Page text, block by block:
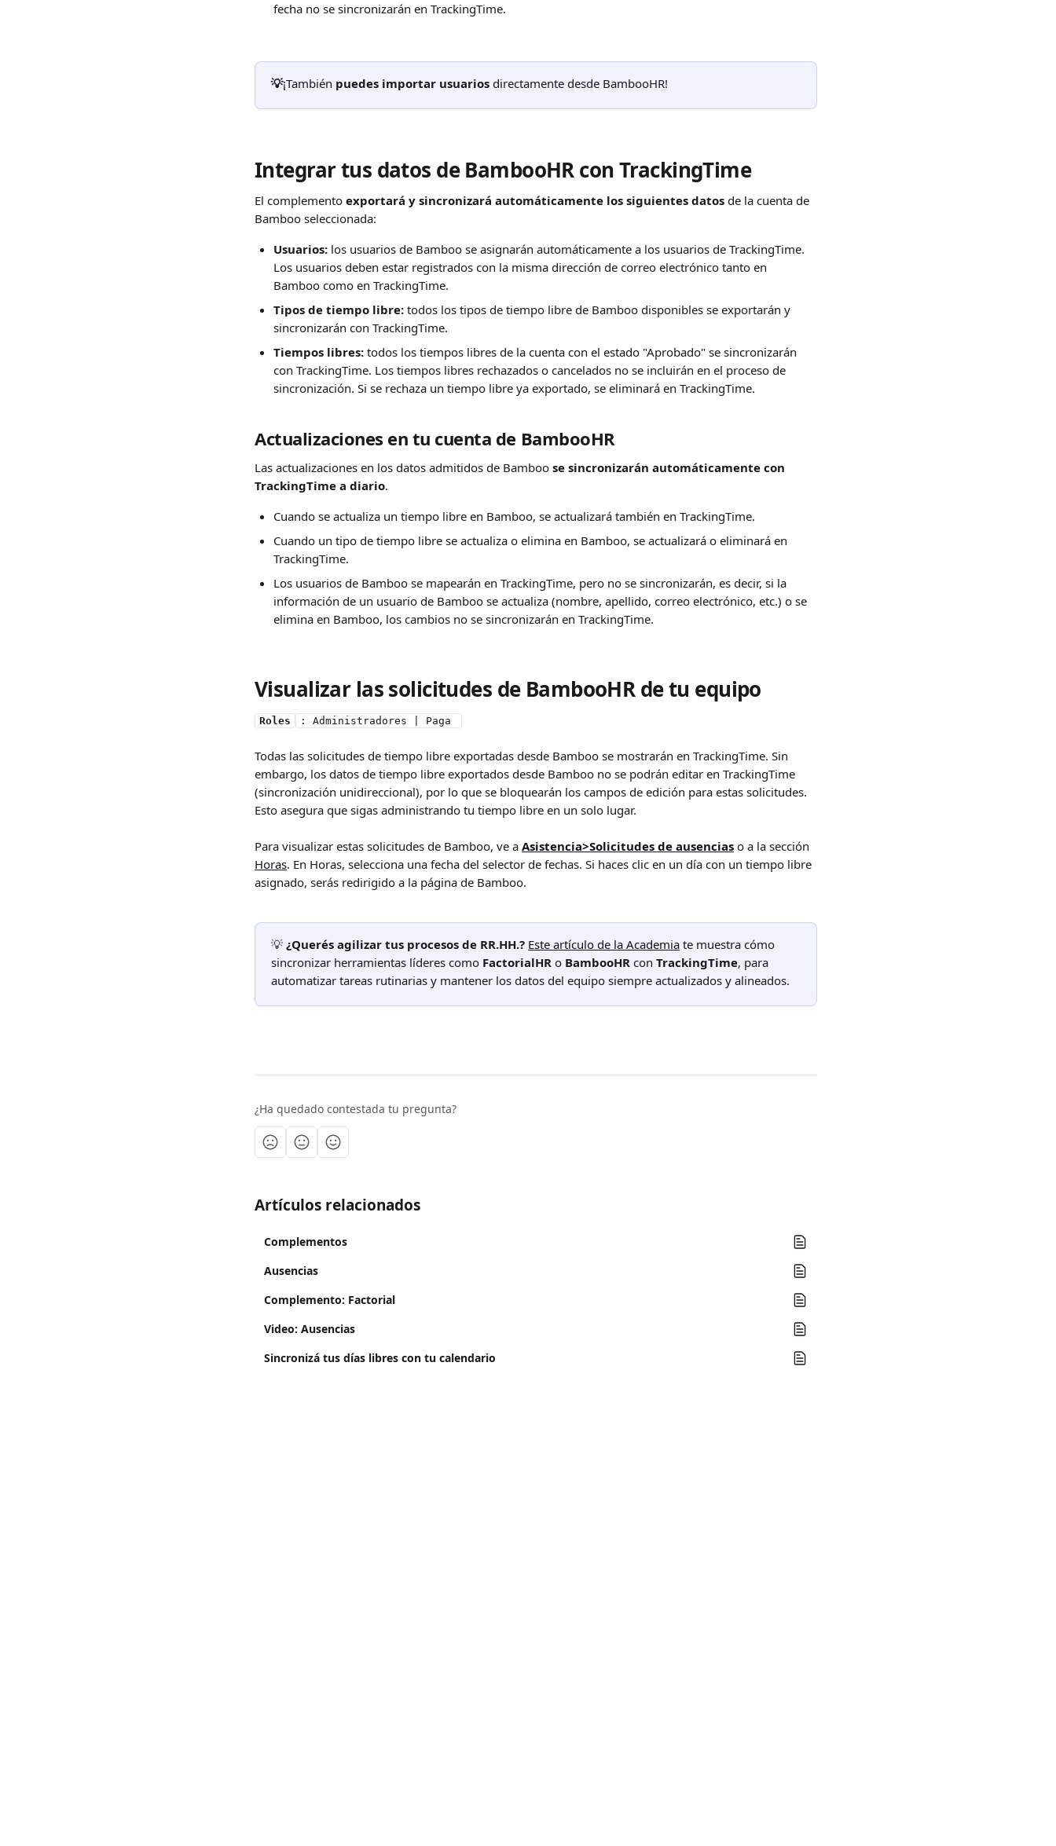
fecha no se sincronizarán en TrackingTime.
💡¡También puedes importar usuarios directamente desde BambooHR!
Integrar tus datos de BambooHR con TrackingTime
El complemento exportará y sincronizará automáticamente los siguientes datos de la cuenta de
Bamboo seleccionada:
Usuarios: los usuarios de Bamboo se asignarán automáticamente a los usuarios de TrackingTime.
Los usuarios deben estar registrados con la misma dirección de correo electrónico tanto en
Bamboo como en TrackingTime.
Tipos de tiempo libre: todos los tipos de tiempo libre de Bamboo disponibles se exportarán y
sincronizarán con TrackingTime.
Tiempos libres: todos los tiempos libres de la cuenta con el estado "Aprobado" se sincronizarán
con TrackingTime. Los tiempos libres rechazados o cancelados no se incluirán en el proceso de
sincronización. Si se rechaza un tiempo libre ya exportado, se eliminará en TrackingTime.
Actualizaciones en tu cuenta de BambooHR
Las actualizaciones en los datos admitidos de Bamboo se sincronizarán automáticamente con
TrackingTime a diario.
Cuando se actualiza un tiempo libre en Bamboo, se actualizará también en TrackingTime.
Cuando un tipo de tiempo libre se actualiza o elimina en Bamboo, se actualizará o eliminará en
TrackingTime.
Los usuarios de Bamboo se mapearán en TrackingTime, pero no se sincronizarán, es decir, si la
información de un usuario de Bamboo se actualiza (nombre, apellido, correo electrónico, etc.) o se
elimina en Bamboo, los cambios no se sincronizarán en TrackingTime.
Visualizar las solicitudes de BambooHR de tu equipo
Roles : Administradores | Paga
Todas las solicitudes de tiempo libre exportadas desde Bamboo se mostrarán en TrackingTime. Sin
embargo, los datos de tiempo libre exportados desde Bamboo no se podrán editar en TrackingTime
(sincronización unidireccional), por lo que se bloquearán los campos de edición para estas solicitudes.
Esto asegura que sigas administrando tu tiempo libre en un solo lugar.
Para visualizar estas solicitudes de Bamboo, ve a Asistencia>Solicitudes de ausencias o a la sección
Horas. En Horas, selecciona una fecha del selector de fechas. Si haces clic en un día con un tiempo libre
asignado, serás redirigido a la página de Bamboo.
💡 ¿Querés agilizar tus procesos de RR.HH.? Este artículo de la Academia te muestra cómo
sincronizar herramientas líderes como FactorialHR o BambooHR con TrackingTime, para
automatizar tareas rutinarias y mantener los datos del equipo siempre actualizados y alineados.
¿Ha quedado contestada tu pregunta?
Artículos relacionados
Complementos
Ausencias
Complemento: Factorial
Video: Ausencias
Sincronizá tus días libres con tu calendario